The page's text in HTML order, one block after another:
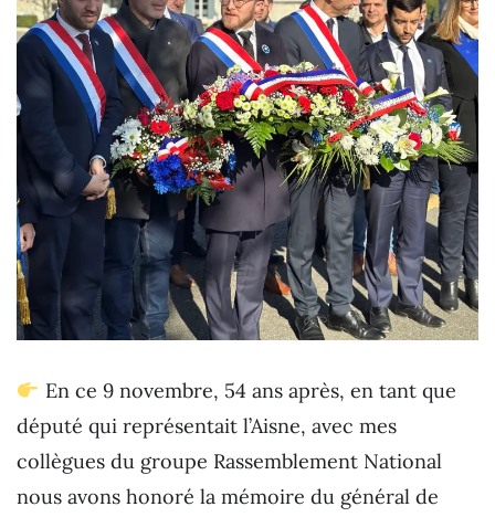
En ce 9 novembre, 54 ans après, en tant que
député qui représentait l’Aisne, avec mes
collègues du groupe Rassemblement National
nous avons honoré la mémoire du général de